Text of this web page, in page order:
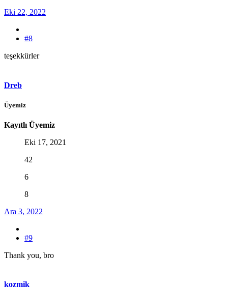
Eki 22, 2022
#8
teşekkürler
Dreb
Üyemiz
Kayıtlı Üyemiz
Eki 17, 2021
42
6
8
Ara 3, 2022
#9
Thank you, bro
kozmik